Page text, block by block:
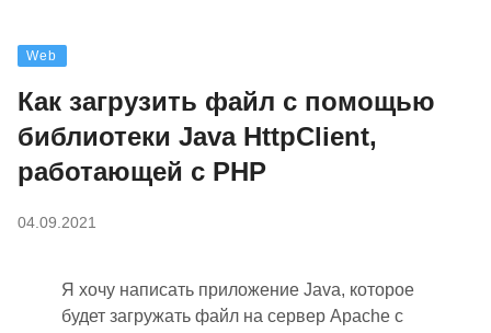
Web
Как загрузить файл с помощью
библиотеки Java HttpClient,
работающей с PHP
04.09.2021
Я хочу написать приложение Java, которое
будет загружать файл на сервер Apache с